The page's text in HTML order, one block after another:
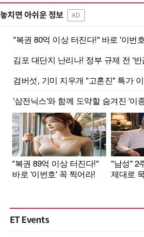
놓치면 아쉬운 정보 AD
ET Events